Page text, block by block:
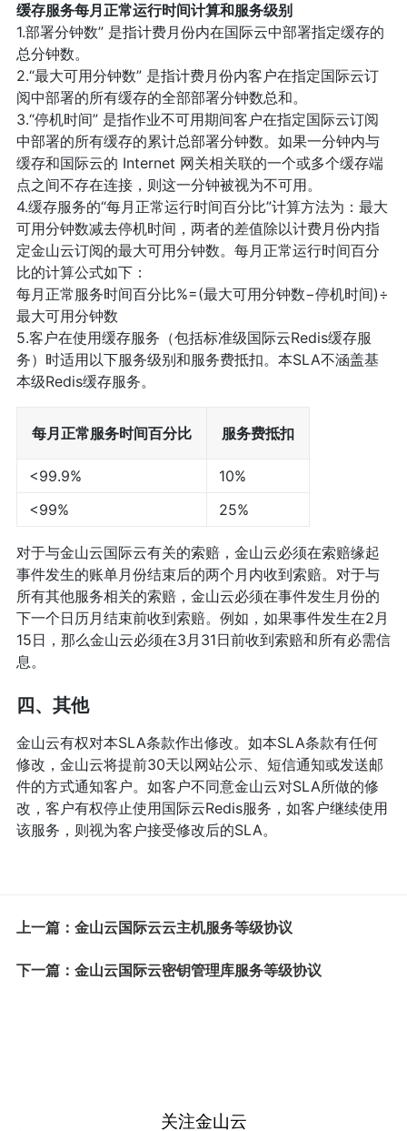
缓存服务每月正常运行时间计算和服务级别
1.部署分钟数” 是指计费月份内在国际云中部署指定缓存的
总分钟数。
2.“最大可用分钟数” 是指计费月份内客户在指定国际云订
阅中部署的所有缓存的全部部署分钟数总和。
3.“停机时间” 是指作业不可用期间客户在指定国际云订阅
中部署的所有缓存的累计总部署分钟数。如果一分钟内与
缓存和国际云的 Internet 网关相关联的一个或多个缓存端
点之间不存在连接，则这一分钟被视为不可用。
4.缓存服务的“每月正常运行时间百分比”计算方法为：最大
可用分钟数减去停机时间，两者的差值除以计费月份内指
定金山云订阅的最大可用分钟数。每月正常运行时间百分
比的计算公式如下：
每月正常服务时间百分比%=(最大可用分钟数−停机时间)÷
最大可用分钟数
5.客户在使用缓存服务（包括标准级国际云Redis缓存服
务）时适用以下服务级别和服务费抵扣。本SLA不涵盖基
本级Redis缓存服务。
每月正常服务时间百分比 服务费抵扣
<99.9%
10%
<99%
25%
对于与金山云国际云有关的索赔，金山云必须在索赔缘起
事件发生的账单月份结束后的两个月内收到索赔。对于与
所有其他服务相关的索赔，金山云必须在事件发生月份的
下一个日历月结束前收到索赔。例如，如果事件发生在2月
15日，那么金山云必须在3月31日前收到索赔和所有必需信
息。
四、其他
金山云有权对本SLA条款作出修改。如本SLA条款有任何
修改，金山云将提前30天以网站公示、短信通知或发送邮
件的方式通知客户。如客户不同意金山云对SLA所做的修
改，客户有权停止使用国际云Redis服务，如客户继续使用
该服务，则视为客户接受修改后的SLA。
上一篇：金山云国际云云主机服务等级协议
下一篇：金山云国际云密钥管理库服务等级协议
关注金山云